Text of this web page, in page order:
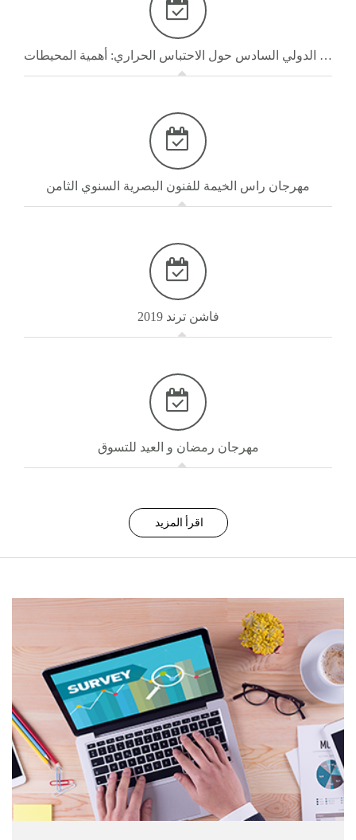
المؤتمر الدولي السادس حول الاحتباس الحراري: أهمية المحيطات
مهرجان راس الخيمة للفنون البصرية السنوي الثامن
فاشن ترند 2019
مهرجان رمضان و العيد للتسوق
اقرأ المزيد